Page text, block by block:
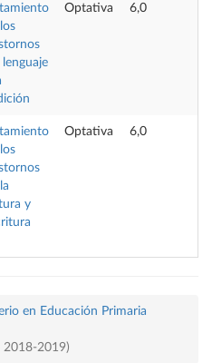
lenguaje
Optativa 6,0
y
Optativa 6,0
en Educación Primaria
2018-2019)